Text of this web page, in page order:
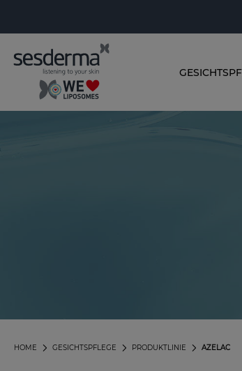
AZELAC
PRODUKTLINIE
GESICHTSPFLEGE
HOME